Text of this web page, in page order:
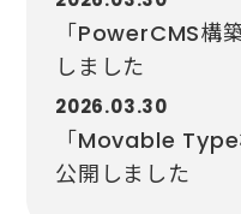
「PowerCMS構
しました
2026.03.30
「Movable
公開しました